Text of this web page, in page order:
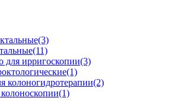
(3)
(11)
для ирригоскопии(3)
(1)
колоногидротерапии(2)
(1)